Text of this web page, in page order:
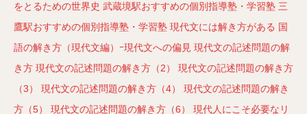
をとるための世界史 武蔵境駅おすすめの個別指導塾・学習塾 三
鷹駅おすすめの個別指導塾・学習塾 現代文には解き方がある 国
語の解き方（現代文編）ｰ現代文への偏見 現代文の記述問題の解
き方 現代文の記述問題の解き方（2）
現代文の記述問題の解き方
（3）
現代文の記述問題の解き方（4）
現代文の記述問題の解き
方（5）
現代文の記述問題の解き方（6）
現代人にこそ必要なリ